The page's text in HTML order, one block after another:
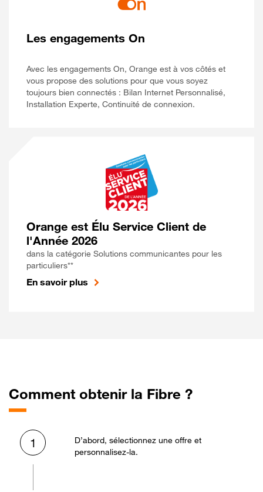
Les engagements On
Avec les engagements On, Orange est à vos côtés et
vous propose des solutions pour que vous soyez
toujours bien connectés : Bilan Internet Personnalisé,
Installation Experte, Continuité de connexion.
Orange est Élu Service Client de
l'Année 2026
dans la catégorie Solutions communicantes pour les
particuliers**
En savoir plus
Comment obtenir la Fibre ?
1
D’abord, sélectionnez une offre et
personnalisez-la.